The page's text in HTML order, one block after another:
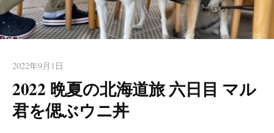
2022年9月1日
2022 晩夏の北海道旅 六日目 マル
君を偲ぶウニ丼